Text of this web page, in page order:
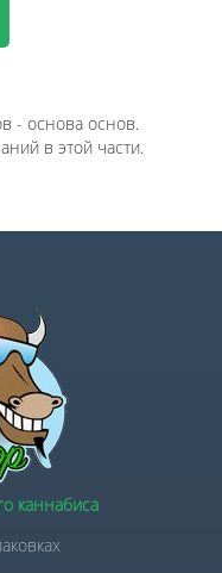
- основа основ.
в этой части.
каннабиса